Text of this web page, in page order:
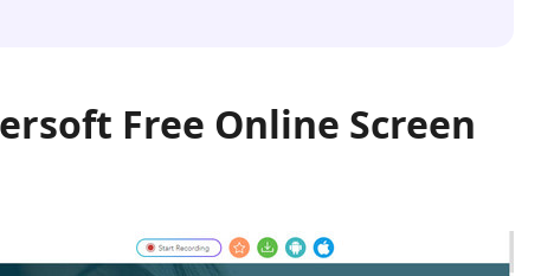
Free Online Screen